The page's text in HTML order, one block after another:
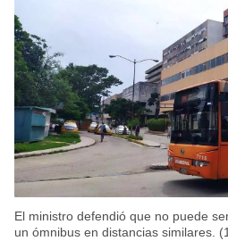
El ministro defendió que no puede
un ómnibus en distancias similares.